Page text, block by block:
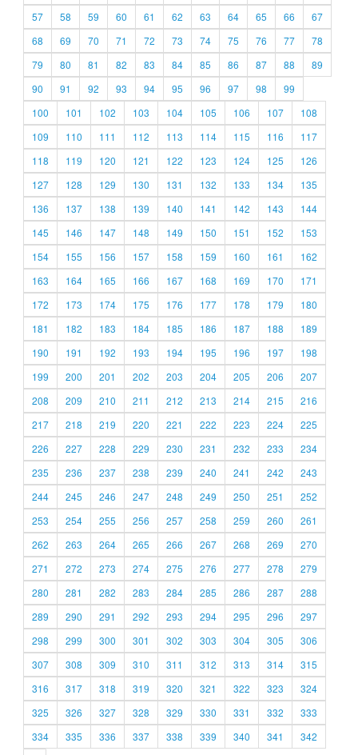
57
58 59 60 61 62 63 64 65 66
67
68
69 70 71 72 73 74 75 76 77
78
79
80 81 82 83 84 85 86 87 88
89
90
91 92 93 94 95 96 97 98
99
100
101 102 103 104 105 106 107
108
109
110 111 112 113 114 115 116
117
118
119 120 121 122 123 124 125
126
127
128 129 130 131 132 133 134
135
136
137 138 139 140 141 142 143
144
145
146 147 148 149 150 151 152
153
154
155 156 157 158 159 160 161
162
163
164 165 166 167 168 169 170
171
172
173 174 175 176 177 178 179
180
181
182 183 184 185 186 187 188
189
190
191 192 193 194 195 196 197
198
199
200 201 202 203 204 205 206
207
208
209 210 211 212 213 214 215
216
217
218 219 220 221 222 223 224
225
226
227 228 229 230 231 232 233
234
235
236 237 238 239 240 241 242
243
244
245 246 247 248 249 250 251
252
253
254 255 256 257 258 259 260
261
262
263 264 265 266 267 268 269
270
271
272 273 274 275 276 277 278
279
280
281 282 283 284 285 286 287
288
289
290 291 292 293 294 295 296
297
298
299 300 301 302 303 304 305
306
307
308 309 310 311 312 313 314
315
316
317 318 319 320 321 322 323
324
325
326 327 328 329 330 331 332
333
334
335 336 337 338 339 340 341
342